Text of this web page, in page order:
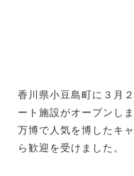
香川県小豆島町に３月
ート施設がオープンし
万博で人気を博したキ
ら歓迎を受けました。